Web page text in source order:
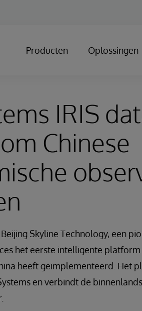
Producten Oplossingen
IRIS
Chinese
Skyline Technology, een
het eerste intelligente
heeft geïmplementeerd. Het
en verbindt de